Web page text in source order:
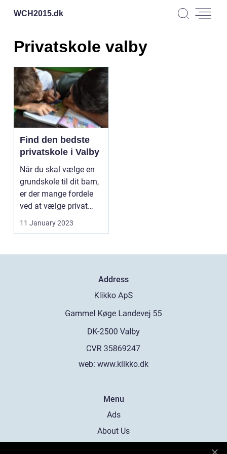
WCH2015.dk
Privatskole valby
Find den bedste
privatskole i Valby
Når du skal vælge en
grundskole til dit barn,
er der mange fordele
ved at vælge privat
undervisning....
11 January 2023
Address
web: www.klikko.dk
Menu
Ads
About Us